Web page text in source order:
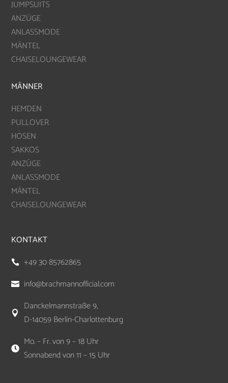
JUMPSUITS
ANZÜGE
ANLASSMODE
MÄNTEL
CHAISELOUNGEWEAR
MÄNNER
HEMDEN
PULLOVER
HOSEN
SAKKOS
ANZÜGE
ANLASSMODE
MÄNTEL
CHAISELOUNGEWEAR
KONTAKT
 +49 30 85762865
 info@brachmannofficial.com

Danckelmannstraße 9,
D-14059 Berlin-Charlottenburg

Mo. – Fr. von 9 – 18 Uhr
Sonnabend von 11 – 15 Uhr